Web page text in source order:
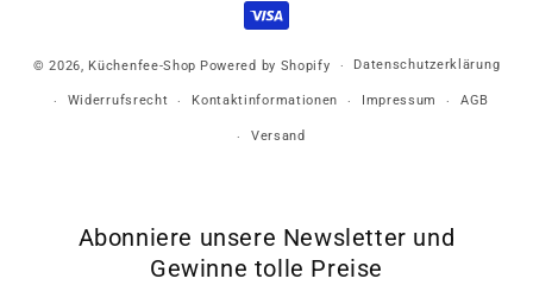
© 2026, Küchenfee-Shop Powered by Shopify Datenschutzerklärung
Widerrufsrecht Kontaktinformationen Impressum AGB
Versand
Abonniere unsere Newsletter und
Gewinne tolle Preise